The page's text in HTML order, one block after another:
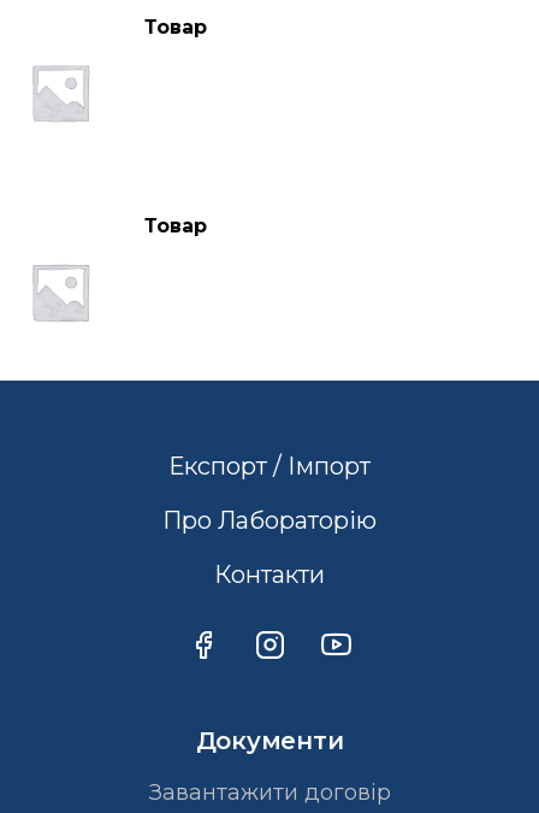
Товар
Товар
Експорт / Імпорт
Про Лабораторію
Контакти
Документи
Завантажити договір